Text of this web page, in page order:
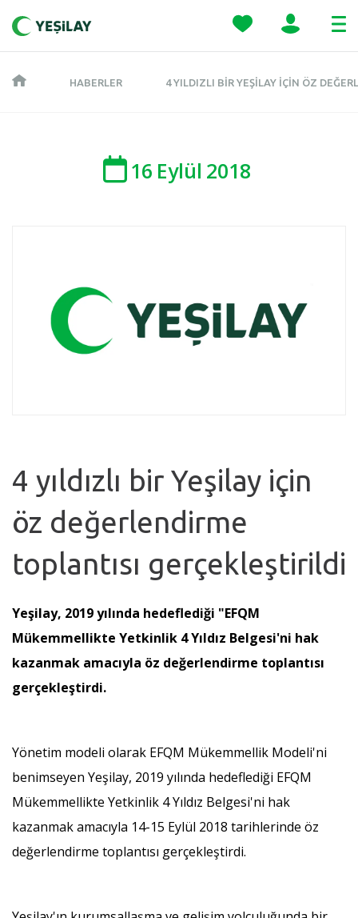
HABERLER 4 YILDIZLI BIR YEŞILAY IÇIN ÖZ
16 Eylül 2018
4 yıldızlı bir Yeşilay için
öz değerlendirme
toplantısı gerçekleştirildi
Yeşilay, 2019 yılında hedeflediği "EFQM
Mükemmellikte Yetkinlik 4 Yıldız Belgesi'ni hak
kazanmak amacıyla öz değerlendirme toplantısı
gerçekleştirdi.
Yönetim modeli olarak EFQM Mükemmellik Modeli'ni
benimseyen Yeşilay, 2019 yılında hedeflediği EFQM
Mükemmellikte Yetkinlik 4 Yıldız Belgesi'ni hak
kazanmak amacıyla 14-15 Eylül 2018 tarihlerinde öz
değerlendirme toplantısı gerçekleştirdi.